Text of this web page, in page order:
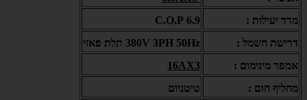
מדד יעילות :
6.9 C.O.P
דרישת חשמל :
380V 3PH 50Hz תלת פאזי
אמפר מינימום :
16AX3
מחליף חום :
טיטניום